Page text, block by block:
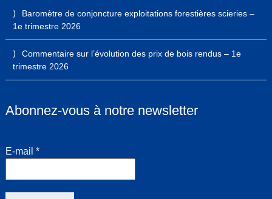
Baromètre de conjoncture exploitations forestières scieries –
1e trimestre 2026
Commentaire sur l’évolution des prix de bois rendus – 1e
trimestre 2026
Abonnez-vous à notre newsletter
E-mail *